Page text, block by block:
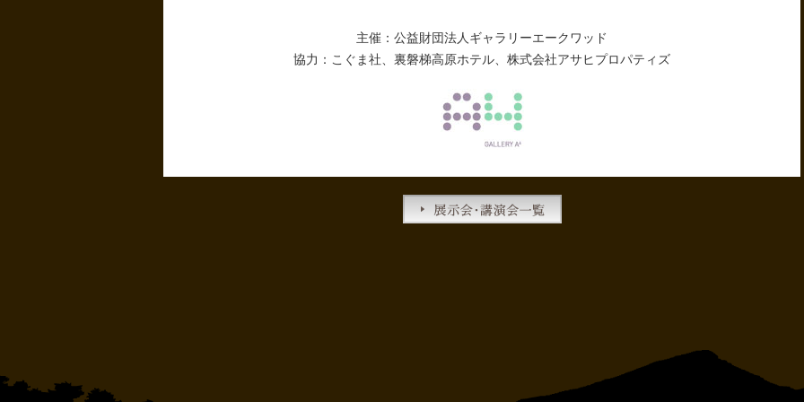
主催：公益財団法人ギャラリーエークワッド
協力：こぐま社、裏磐梯高原ホテル、株式会社アサヒプロパティズ